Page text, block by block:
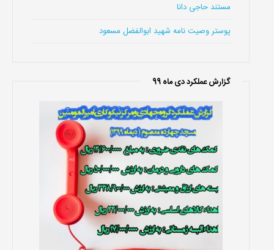
مستند حاجی دانا
پوستر وصیت نامه شهید ابوالفضل مسعود
گزارش عملکرد دی ماه 99